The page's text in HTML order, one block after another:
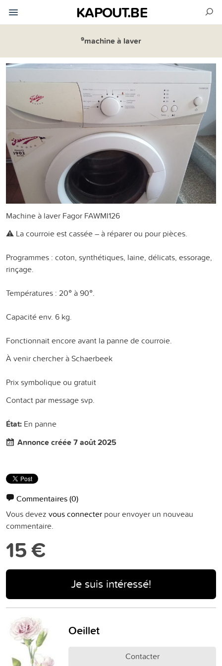
KAPOUT.BE
⁹machine à laver
Machine à laver Fagor FAWMI126
⚠️ La courroie est cassée – à réparer ou pour pièces.
Programmes : coton, synthétiques, laine, délicats, essorage,
rinçage.
Températures : 20° à 90°.
Capacité env. 6 kg.
Fonctionnait encore avant la panne de courroie.
À venir chercher à Schaerbeek
Prix symbolique ou gratuit
Contact par message svp.
État: En panne
Annonce créée 7 août 2025
Commentaires(0)
Vous devez vous connecter pour envoyer un nouveau
commentaire.
15 €
Je suis intéressé!
Oeillet
Contacter